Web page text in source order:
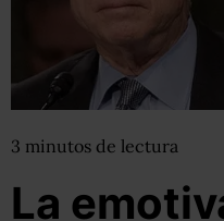
3 minutos de lectura
La